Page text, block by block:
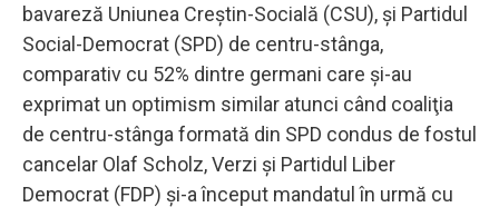
bavareză Uniunea Creştin-Socială (CSU), şi Partidul
Social-Democrat (SPD) de centru-stânga,
comparativ cu 52% dintre germani care şi-au
exprimat un optimism similar atunci când coaliţia
de centru-stânga formată din SPD condus de fostul
cancelar Olaf Scholz, Verzi şi Partidul Liber
Democrat (FDP) şi-a început mandatul în urmă cu